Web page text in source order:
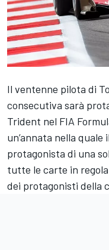
Il ventenne pilota di
consecutiva sarà
Trident nel FIA
un’annata nella quale
protagonista di una
tutte le carte in
dei protagonisti della